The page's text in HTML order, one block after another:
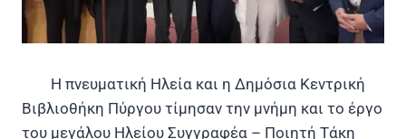
Η πνευματική Ηλεία και η Δημόσια Κεντρική
Βιβλιοθήκη Πύργου τίμησαν την μνήμη και το έργο
του μεγάλου Ηλείου Συγγραφέα – Ποιητή Τάκη